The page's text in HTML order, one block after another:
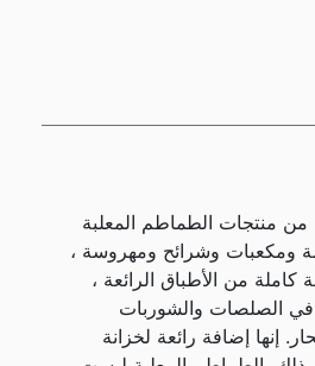
منتجات الطماطم المعلبة
ومكعبات وشرائح ومهروسة ،
من الأطباق الرائعة ،
الصلصات والشوربات
إنها إضافة رائعة لخزانة